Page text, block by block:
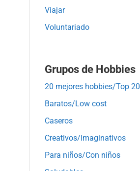
Viajar
Voluntariado
Grupos de Hobbies
20 mejores hobbies/Top 20
Baratos/Low cost
Caseros
Creativos/Imaginativos
Para niños/Con niños